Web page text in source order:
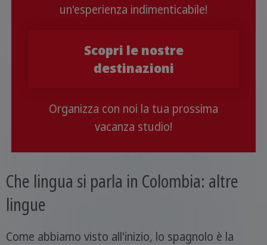
un'esperienza indimenticabile!
Scopri le nostre
destinazioni
Organizza con noi la tua prossima
vacanza studio!
Che lingua si parla in Colombia: altre
lingue
Come abbiamo visto all'inizio, lo spagnolo è la